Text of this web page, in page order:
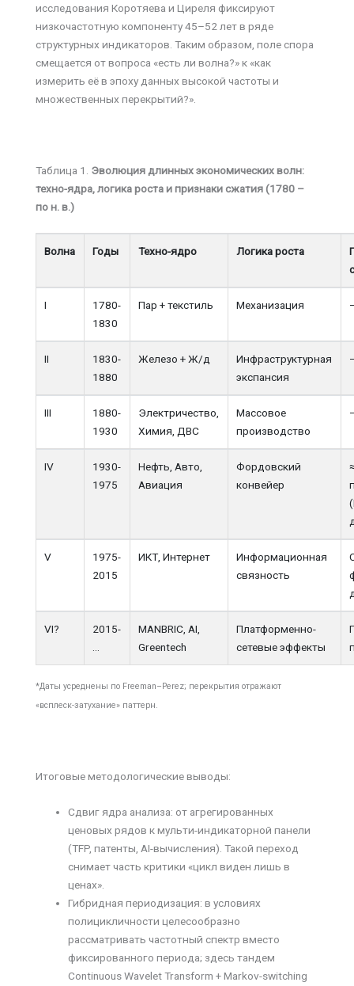
исследования Коротяева и Циреля фиксируют
низкочастотную компоненту 45–52 лет в ряде
структурных индикаторов. Таким образом, поле спора
смещается от вопроса «есть ли волна?» к «как
измерить её в эпоху данных высокой частоты и
множественных перекрытий?».
Таблица 1. Эволюция длинных экономических волн:
техно-ядра, логика роста и признаки сжатия (1780 –
по н. в.)
Волна Годы Техно-ядро Логика роста
I
1780-
1830
Пар + текстиль Механизация
II
1830-
1880
Железо + Ж/д
Инфраструктурная
экспансия
III
1880-
1930
Электричество,
Химия, ДВС
Массовое
производство
IV
1930-
1975
Нефть, Авто,
Авиация
Фордовский
конвейер
V
1975-
2015
ИКТ, Интернет
Информационная
связность
VI?
2015-
…
MANBRIC, AI,
Greentech
Платформенно-
сетевые эффекты
*Даты усреднены по Freeman–Perez; перекрытия отражают
«всплеск-затухание» паттерн.
Итоговые методологические выводы:
Сдвиг ядра анализа: от агрегированных
ценовых рядов к мульти-индикаторной панели
(TFP, патенты, AI-вычисления). Такой переход
снимает часть критики «цикл виден лишь в
ценах».
Гибридная периодизация: в условиях
полицикличности целесообразно
рассматривать частотный спектр вместо
фиксированного периода; здесь тандем
Continuous Wavelet Transform + Markov-switching